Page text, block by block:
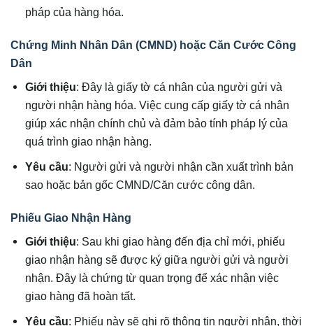
pháp của hàng hóa.
Chứng Minh Nhân Dân (CMND) hoặc Căn Cước Công
Dân
Giới thiệu: Đây là giấy tờ cá nhân của người gửi và
người nhận hàng hóa. Việc cung cấp giấy tờ cá nhân
giúp xác nhận chính chủ và đảm bảo tính pháp lý của
quá trình giao nhận hàng.
Yêu cầu: Người gửi và người nhận cần xuất trình bản
sao hoặc bản gốc CMND/Căn cước công dân.
Phiếu Giao Nhận Hàng
Giới thiệu: Sau khi giao hàng đến địa chỉ mới, phiếu
giao nhận hàng sẽ được ký giữa người gửi và người
nhận. Đây là chứng từ quan trọng để xác nhận việc
giao hàng đã hoàn tất.
Yêu cầu: Phiếu này sẽ ghi rõ thông tin người nhận, thời